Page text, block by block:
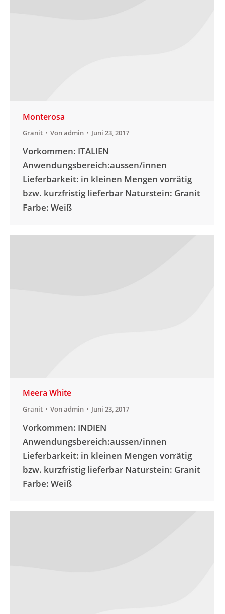
Monterosa
Granit Vonadmin Juni 23, 2017
Vorkommen: ITALIEN
Anwendungsbereich:aussen/innen
Lieferbarkeit: in kleinen Mengen vorrätig
bzw. kurzfristig lieferbar Naturstein: Granit
Farbe: Weiß
Meera White
Granit Vonadmin Juni 23, 2017
Vorkommen: INDIEN
Anwendungsbereich:aussen/innen
Lieferbarkeit: in kleinen Mengen vorrätig
bzw. kurzfristig lieferbar Naturstein: Granit
Farbe: Weiß